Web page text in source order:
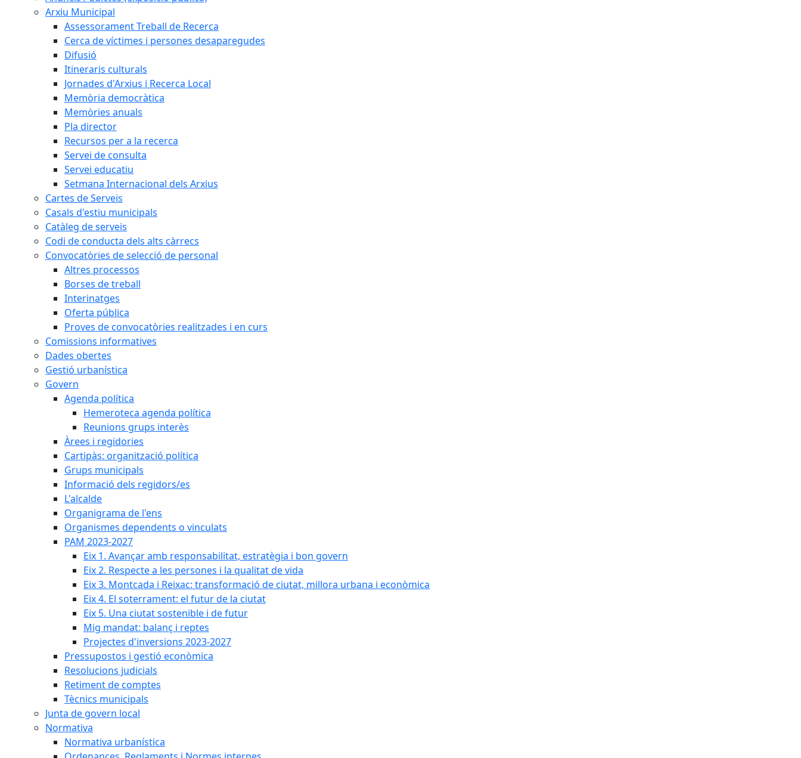
Arxiu Municipal
Assessorament Treball de Recerca
Cerca de víctimes i persones desaparegudes
Difusió
Itineraris culturals
Jornades d'Arxius i Recerca Local
Memòria democràtica
Memòries anuals
Pla director
Recursos per a la recerca
Servei de consulta
Servei educatiu
Setmana Internacional dels Arxius
Cartes de Serveis
Casals d'estiu municipals
Catàleg de serveis
Codi de conducta dels alts càrrecs
Convocatòries de selecció de personal
Altres processos
Borses de treball
Interinatges
Oferta pública
Proves de convocatòries realitzades i en curs
Comissions informatives
Dades obertes
Gestió urbanística
Govern
Agenda política
Hemeroteca agenda política
Reunions grups interès
Àrees i regidories
Cartipàs: organització política
Grups municipals
Informació dels regidors/es
L'alcalde
Organigrama de l'ens
Organismes dependents o vinculats
PAM 2023-2027
Eix 1. Avançar amb responsabilitat, estratègia i bon govern
Eix 2. Respecte a les persones i la qualitat de vida
Eix 3. Montcada i Reixac: transformació de ciutat, millora urbana i econòmica
Eix 4. El soterrament: el futur de la ciutat
Eix 5. Una ciutat sostenible i de futur
Mig mandat: balanç i reptes
Projectes d'inversions 2023-2027
Pressupostos i gestió econòmica
Resolucions judicials
Retiment de comptes
Tècnics municipals
Junta de govern local
Normativa
Normativa urbanística